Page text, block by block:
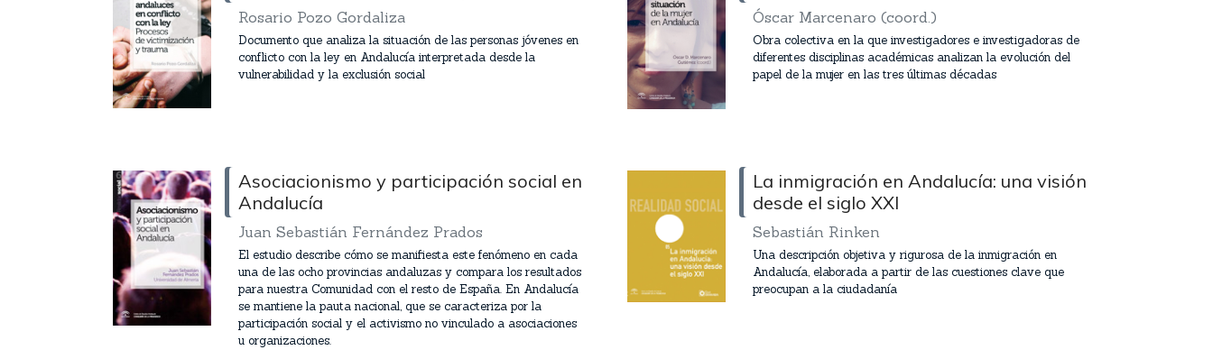
Rosario Pozo Gordaliza
Documento que analiza la situación de las personas jóvenes en
conflicto con la ley en Andalucía interpretada desde la
vulnerabilidad y la exclusión social
Óscar Marcenaro (coord.)
Obra colectiva en la que investigadores e investigadoras de
diferentes disciplinas académicas analizan la evolución del
papel de la mujer en las tres últimas décadas
Asociacionismo y participación social en
Andalucía
Juan Sebastián Fernández Prados
El estudio describe cómo se manifiesta este fenómeno en cada
una de las ocho provincias andaluzas y compara los resultados
para nuestra Comunidad con el resto de España. En Andalucía
se mantiene la pauta nacional, que se caracteriza por la
participación social y el activismo no vinculado a asociaciones
u organizaciones.
La inmigración en Andalucía: una visión
desde el siglo XXI
Sebastián Rinken
Una descripción objetiva y rigurosa de la inmigración en
Andalucía, elaborada a partir de las cuestiones clave que
preocupan a la ciudadanía